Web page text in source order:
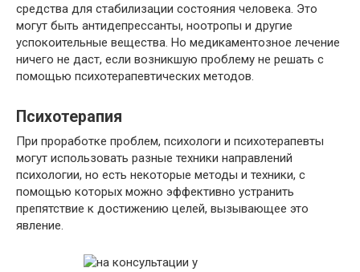
средства для стабилизации состояния человека. Это
могут быть антидепрессанты, ноотропы и другие
успокоительные вещества. Но медикаментозное лечение
ничего не даст, если возникшую проблему не решать с
помощью психотерапевтических методов.
Психотерапия
При проработке проблем, психологи и психотерапевты
могут использовать разные техники направлений
психологии, но есть некоторые методы и техники, с
помощью которых можно эффективно устранить
препятствие к достижению целей, вызывающее это
явление.